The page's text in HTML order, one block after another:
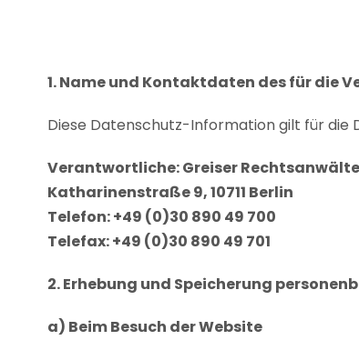
1. Name und Kontaktdaten des für die
Diese Datenschutz-Information gilt für die
Verantwortliche: Greiser Rechtsanwälte
Katharinenstraße 9, 10711 Berlin
Telefon: +49 (0)30 890 49 700
Telefax: +49 (0)30 890 49 701
2. Erhebung und Speicherung
a) Beim Besuch der Website